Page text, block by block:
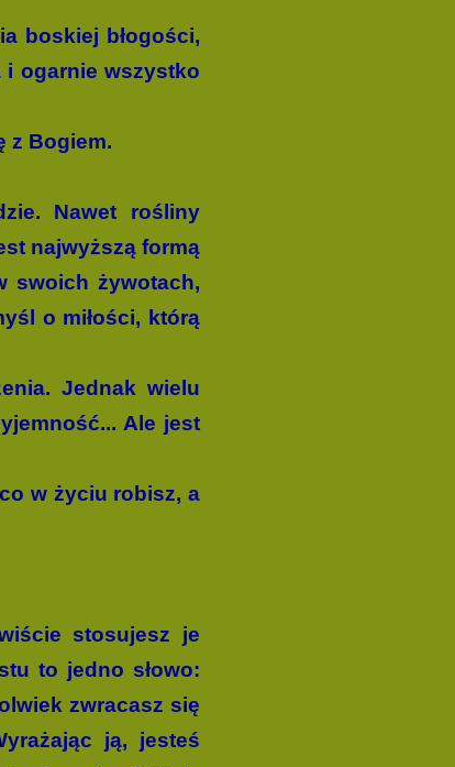
bos­kiej błogoś­ci,
i ogarnie wszystko
z Bogiem.
Nawet rośliny
najwyższą formą
swoich żywotach,
o miłości, którą
Jednak wielu
Ale jest
w życiu robisz, a
stosujesz je
to jedno słowo:
zwracasz się
ją, jesteś